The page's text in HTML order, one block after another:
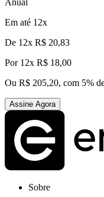
Em até 12x
De 12x R$ 20,83
Por 12x R$ 18,00
Ou R$ 205,20, com 5%
Assine Agora
Sobre